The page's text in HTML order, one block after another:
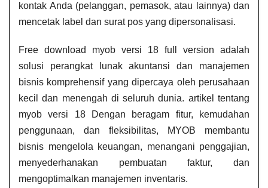
kontak Anda (pelanggan, pemasok, atau lainnya) dan
mencetak label dan surat pos yang dipersonalisasi.
Free download myob versi 18 full version​ adalah
solusi perangkat lunak akuntansi dan manajemen
bisnis komprehensif yang dipercaya oleh perusahaan
kecil dan menengah di seluruh dunia. artikel tentang
myob versi 18​ Dengan beragam fitur, kemudahan
penggunaan, dan fleksibilitas, MYOB membantu
bisnis mengelola keuangan, menangani penggajian,
menyederhanakan pembuatan faktur, dan
mengoptimalkan manajemen inventaris.